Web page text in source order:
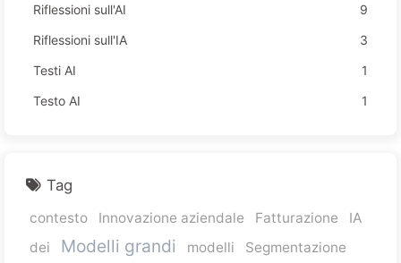
Riflessioni sull'AI
9
Riflessioni sull'IA
3
Testi AI
1
Testo AI
1
Tag
contesto Innovazione aziendale Fatturazione
IA
dei
Modelli grandi modelli
Segmentazione